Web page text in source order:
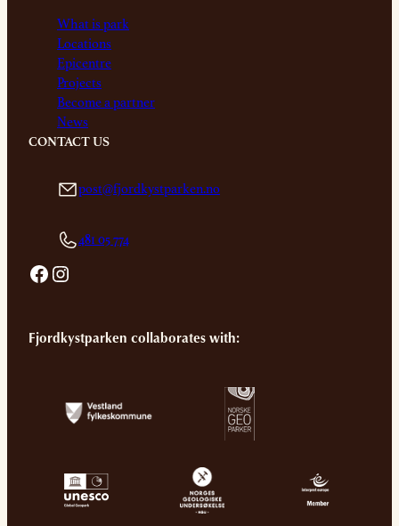
What is park
Locations
Epicentre
Projects
Become a partner
News
CONTACT US
post@fjordkystparken.no
481 05 774
Facebook Instagram
Fjordkystparken collaborates with: